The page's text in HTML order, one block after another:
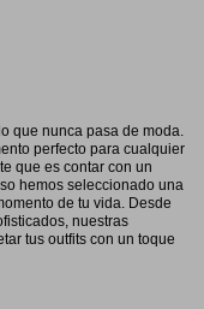
que nunca pasa de moda.
perfecto para cualquier
que es contar con un
hemos seleccionado una
de tu vida. Desde
nuestras
tus outfits con un toque